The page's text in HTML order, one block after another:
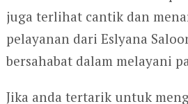
juga terlihat cantik dan
pelayanan dari Eslyana
bersahabat dalam melayani
Jika anda tertarik untuk